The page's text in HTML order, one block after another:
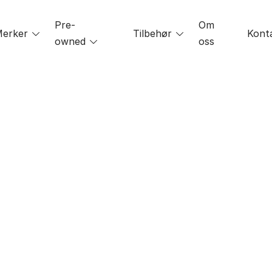
Toggle
menu
Pre-
owned
Toggle
Tilbehør
Toggle
menu
Om
oss